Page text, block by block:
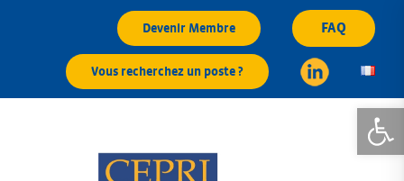
Ouvrir
Devenir Membre FAQ
Vous recherchez un poste ?